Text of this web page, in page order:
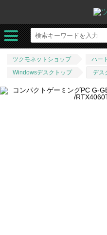
ツクモネットショップ ハー
Windowsデスクトップ
デス